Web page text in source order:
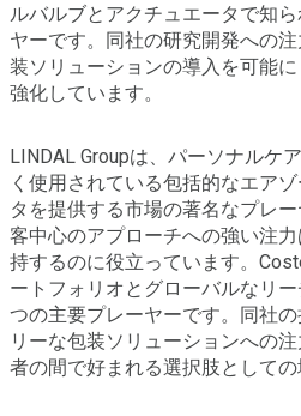
ルバルブとアクチュエータで知
ヤーです。同社の研究開発への
装ソリューションの導入を可能
強化しています。
LINDAL Groupは、パーソナルケ
く使用されている包括的なエア
タを提供する市場の著名なプレ
客中心のアプローチへの強い注
持するのに役立っています。
ートフォリオとグローバルなリ
つの主要プレーヤーです。同社
リーな包装ソリューションへの
者の間で好まれる選択肢としての